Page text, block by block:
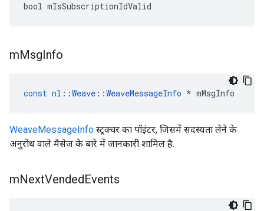
bool mIsSubscriptionIdValid
mMsgInfo
const nl ::Weave ::WeaveMessageInfo * mMsgInfo
WeaveMessageInfo स्ट्रक्चर का पॉइंटर, जिसमें सदस्यता लेने के
अनुरोध वाले मैसेज के बारे में जानकारी शामिल है.
mNextVendedEvents